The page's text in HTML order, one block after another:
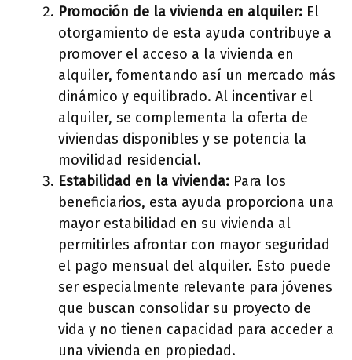
Promoción de la vivienda en alquiler: El
otorgamiento de esta ayuda contribuye a
promover el acceso a la vivienda en
alquiler, fomentando así un mercado más
dinámico y equilibrado. Al incentivar el
alquiler, se complementa la oferta de
viviendas disponibles y se potencia la
movilidad residencial.
Estabilidad en la vivienda: Para los
beneficiarios, esta ayuda proporciona una
mayor estabilidad en su vivienda al
permitirles afrontar con mayor seguridad
el pago mensual del alquiler. Esto puede
ser especialmente relevante para jóvenes
que buscan consolidar su proyecto de
vida y no tienen capacidad para acceder a
una vivienda en propiedad.